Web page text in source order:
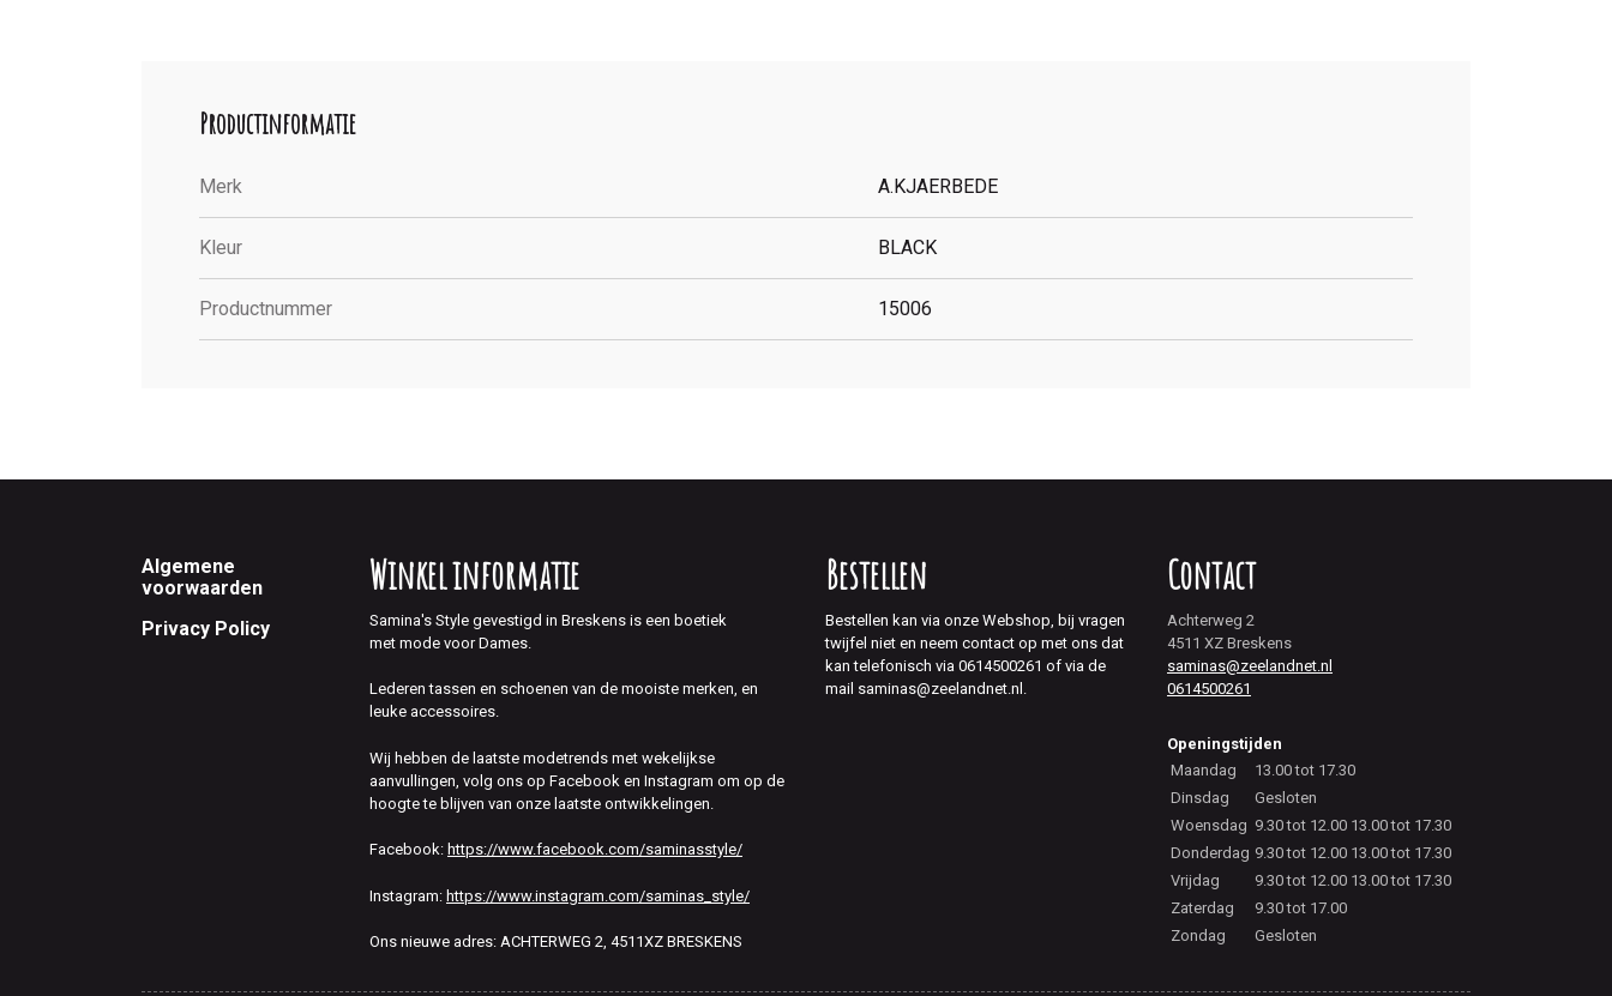
Productinformatie
Merk A.KJAERBEDE
Kleur BLACK
Productnummer 15006
Footer
Algemene
voorwaarden
Privacy Policy
Winkel informatie
Samina's Style gevestigd in Breskens is een boetiek
met mode voor Dames.
Lederen tassen en schoenen van de mooiste merken, en
leuke accessoires.
Wij hebben de laatste modetrends met wekelijkse
aanvullingen, volg ons op Facebook en Instagram om op de
hoogte te blijven van onze laatste ontwikkelingen.
Facebook: https://www.facebook.com/saminasstyle/
Instagram: https://www.instagram.com/saminas_style/
Ons nieuwe adres: ACHTERWEG 2, 4511XZ BRESKENS
Bestellen
Bestellen kan via onze Webshop, bij vragen
twijfel niet en neem contact op met ons dat
kan telefonisch via 0614500261 of via de
mail saminas@zeelandnet.nl.
Contact
Achterweg 2
4511 XZ Breskens
saminas@zeelandnet.nl
0614500261
Openingstijden
Maandag
13.00 tot 17.30
Dinsdag
Gesloten
Woensdag 9.30 tot 12.00 13.00 tot 17.30
Donderdag 9.30 tot 12.00 13.00 tot 17.30
Vrijdag
9.30 tot 12.00 13.00 tot 17.30
Zaterdag
9.30 tot 17.00
Zondag
Gesloten